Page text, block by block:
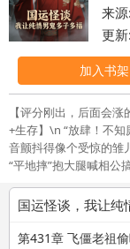
来
更
加入书架
【评分刚出，后面会
+生存】\n “放肆！不知廉耻！”\n沈修竹被按在棺材里时，红透了耳根，声
音颤抖得像个受惊的雏儿。 \n他是杀人不眨眼的S级厉鬼，却被林
“平地摔”抱大腿喊相公
最凶的鬼，生最强的娃。 \n别国选手：救命！鬼医生拿手术刀过来
\n结果：白医生手抖了
第431章 飞僵老祖